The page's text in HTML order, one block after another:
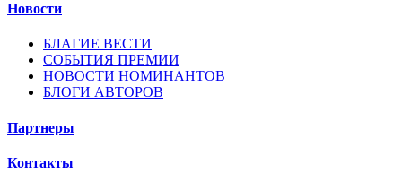
Новости
БЛАГИЕ ВЕСТИ
СОБЫТИЯ ПРЕМИИ
НОВОСТИ НОМИНАНТОВ
БЛОГИ АВТОРОВ
Партнеры
Контакты